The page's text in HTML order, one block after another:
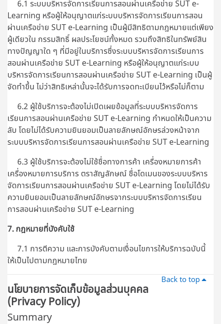
6.1 ระบบบริหารจัดการเรียนการสอนผ่านเครือข่าย SUT e-
Learning หรือผู้ให้อนุญาตแก่ระบบบริหารจัดการเรียนการสอน
ผ่านเครือข่าย SUT e-Learning เป็นผู้มีสิทธิตามกฎหมายแต่เพียง
ผู้เดียวใน กรรมสิทธิ์ ผลประโยชน์ทั้งหมด รวมถึงสิทธิในทรัพย์สิน
ทางปัญญาใด ๆ ที่มีอยู่ในบริการซึ่งระบบบริหารจัดการเรียนการ
สอนผ่านเครือข่าย SUT e-Learning หรือผู้ให้อนุญาตแก่ระบบ
บริหารจัดการเรียนการสอนผ่านเครือข่าย SUT e-Learning เป็นผู้
จัดทำขึ้น ไม่ว่าสิทธิเหล่านั้นจะได้รับการจดทะเบียนไว้หรือไม่ก็ตาม
6.2 ผู้ใช้บริการจะต้องไม่เปิดเผยข้อมูลที่ระบบบริหารจัดการ
เรียนการสอนผ่านเครือข่าย SUT e-Learning กำหนดให้เป็นความ
ลับ โดยไม่ได้รับความยินยอมเป็นลายลักษณ์อักษรล่วงหน้าจาก
ระบบบริหารจัดการเรียนการสอนผ่านเครือข่าย SUT e-Learning
6.3 ผู้ใช้บริการจะต้องไม่ใช้ชื่อทางการค้า เครื่องหมายการค้า
เครื่องหมายการบริการ ตราสัญลักษณ์ ชื่อโดเมนของระบบบริหาร
จัดการเรียนการสอนผ่านเครือข่าย SUT e-Learning โดยไม่ได้รับ
ความยินยอมเป็นลายลักษณ์อักษรจากระบบบริหารจัดการเรียน
การสอนผ่านเครือข่าย SUT e-Learning
7. กฎหมายที่บังคับใช้
7.1 การตีความ และการบังคับตามเงื่อนไขการให้บริการฉบับนี้
ให้เป็นไปตามกฎหมายไทย
Back to top
นโยบายการจัดเก็บข้อมูลส่วนบุคคล
(Privacy Policy)
Summary